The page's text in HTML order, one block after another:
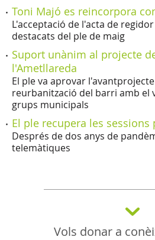
Toni Majó es reincorpora
L'acceptació de l'acta de
destacats del ple de maig
Suport unànim al projecte
l'Ametllareda
El ple va aprovar
reurbanització del barri amb el
grups municipals
El ple recupera les sessions
Després de dos anys de
telemàtiques
Vols donar a